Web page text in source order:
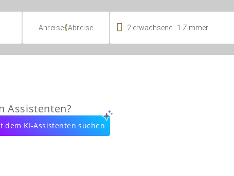
Anreise{Abreise  2 erwachsene 1 Zimmer
Assistenten?
dem KI-Assistenten suchen